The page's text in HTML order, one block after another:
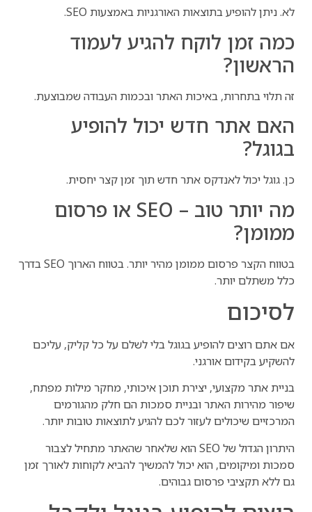
לא. ניתן להופיע בתוצאות האורגניות באמצעות SEO.
כמה זמן לוקח להגיע לעמוד
הראשון?
זה תלוי בתחרות, באיכות האתר ובכמות העבודה שמבוצעת.
האם אתר חדש יכול להופיע
בגוגל?
כן. גוגל יכול לאנדקס אתר חדש תוך זמן קצר יחסית.
מה יותר טוב – SEO או פרסום
ממומן?
בטווח הקצר פרסום ממומן מהיר יותר. בטווח הארוך SEO בדרך
כלל משתלם יותר.
לסיכום
אם אתם רוצים להופיע בגוגל בלי לשלם על כל קליק, עליכם
להשקיע בקידום אורגני.
בניית אתר מקצועי, יצירת תוכן איכותי, מחקר מילות מפתח,
שיפור מהירות האתר ובניית סמכות הם חלק מהגורמים
המרכזיים שיכולים לעזור לכם להגיע לתוצאות טובות יותר.
היתרון הגדול של SEO הוא שלאחר שהאתר מתחיל לצבור
סמכות ומיקומים, הוא יכול להמשיך להביא לקוחות לאורך זמן
גם ללא תקציבי פרסום גבוהים.